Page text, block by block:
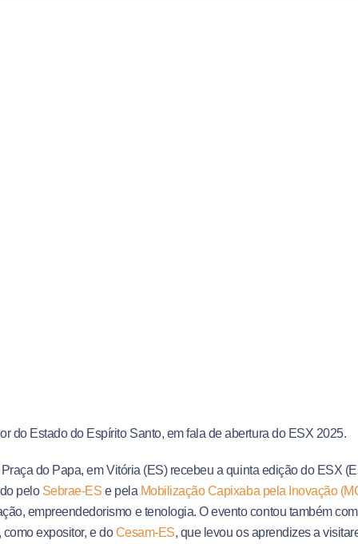
do Estado do Espírito Santo, em fala de abertura do ESX 2025.
do Papa, em Vitória (ES) recebeu a quinta edição do ESX
pelo Sebrae-ES e pela Mobilização Capixaba pela Inovação
empreendedorismo e tenologia. O evento contou também
como expositor, e doCesam-ES, que levou os aprendizes a